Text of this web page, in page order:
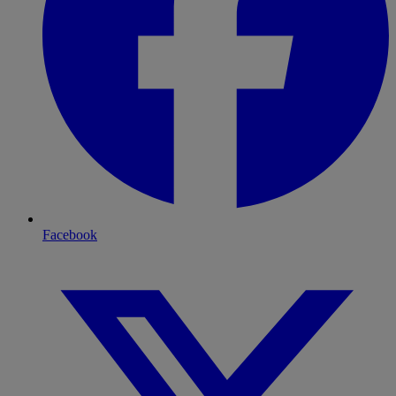
Facebook